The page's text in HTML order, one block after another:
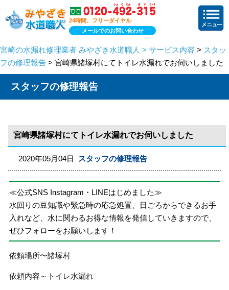
24時間、フリーダイヤル
メールでのお問い合わせ
宮崎の水漏れ修理業者 みやざき水道職人 > サービス内容 > スタッ
フの修理報告 > 宮崎県諸塚村にてトイレ水漏れでお伺いしました
スタッフの修理報告
宮崎県諸塚村にてトイレ水漏れでお伺いしました
2020年05月04日 スタッフの修理報告
≪公式SNS Instagram・LINEはじめました≫
水回りの豆知識や緊急時の応急処置、日ごろからできるお手
入れなど、水に関わるお得な情報を発信していきますので、
ぜひフォローをお願いします！
依頼場所〜諸塚村
依頼内容～トイレ水漏れ